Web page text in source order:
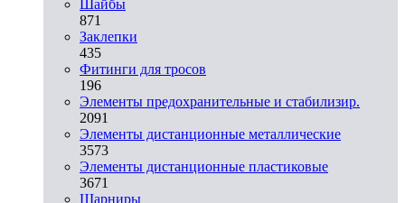
Шайбы
871
Заклепки
435
Фитинги для тросов
196
Элементы предохранительные и стабилизир.
2091
Элементы дистанционные металлические
3573
Элементы дистанционные пластиковые
3671
Шарниры